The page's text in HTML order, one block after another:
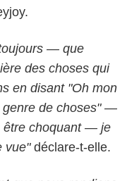
— que
des choses qui
en disant "Oh mon
genre de choses" —
être choquant — je
vue"déclare-t-elle.